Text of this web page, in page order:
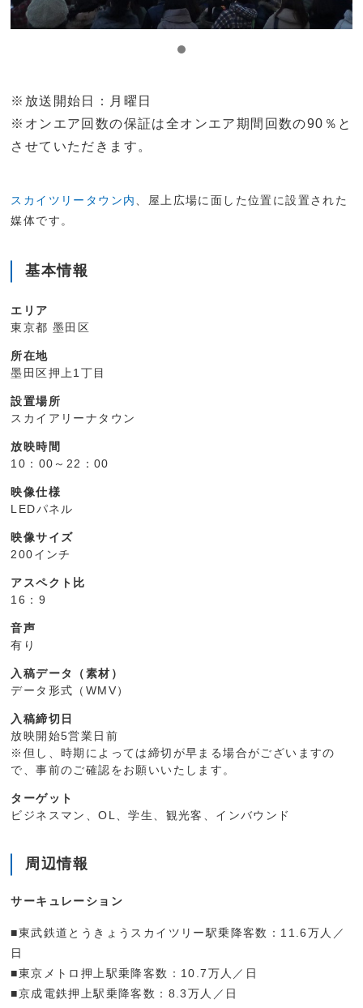
スカイツリータウン内、屋上広場に面した位置に設置された
媒体です。
基本情報
エリア
東京都 墨田区
所在地
墨田区押上1丁目
設置場所
スカイアリーナタウン
放映時間
10：00～22：00
映像仕様
LEDパネル
映像サイズ
200インチ
アスペクト比
16：9
音声
有り
入稿データ（素材）
データ形式（WMV）
入稿締切日
放映開始5営業日前
※但し、時期によっては締切が早まる場合がございますの
で、事前のご確認をお願いいたします。
ターゲット
ビジネスマン、OL、学生、観光客、インバウンド
周辺情報
サーキュレーション
■東武鉄道とうきょうスカイツリー駅乗降客数：11.6万人／
日
■東京メトロ押上駅乗降客数：10.7万人／日
■京成電鉄押上駅乗降客数：8.3万人／日
※放送開始日：月曜日
※オンエア回数の保証は全オンエア期間回数の90％と
させていただきます。